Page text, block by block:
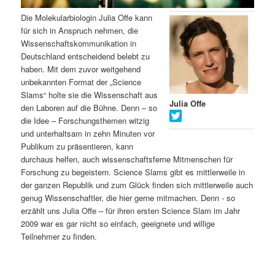
h
a
l
t
s
p
r
i
n
g
I
n
h
a
l
t
s
p
r
i
Julia Offe
Die Molekularbiologin Julia Offe kann
für sich in Anspruch nehmen, die
Wissenschaftskommunikation in
Deutschland entscheidend belebt zu
haben. Mit dem zuvor weitgehend
unbekannten Format der „Science
Slams“ holte sie die Wissenschaft aus
den Laboren auf die Bühne. Denn – so
die Idee – Forschungsthemen witzig
und unterhaltsam in zehn Minuten vor
Publikum zu präsentieren, kann
durchaus helfen, auch wissenschaftsferne Mitmenschen für
Forschung zu begeistern. Science Slams gibt es mittlerweile in
der ganzen Republik und zum Glück finden sich mittlerweile auch
genug Wissenschaftler, die hier gerne mitmachen. Denn - so
erzählt uns Julia Offe – für ihren ersten Science Slam im Jahr
2009 war es gar nicht so einfach, geeignete und willige
Teilnehmer zu finden.